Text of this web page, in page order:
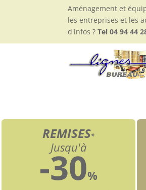
Aménagement et
les entreprises et les
d'infos ?Tel 04 94 44
REMISES*
Jusqu'à
-30%